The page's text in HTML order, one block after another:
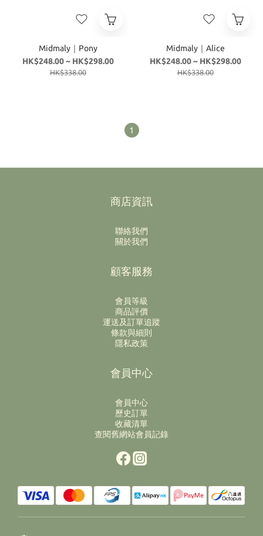
Midmaly｜Pony
HK$248.00 ~ HK$298.00
HK$338.00
Midmaly｜Alice
HK$248.00 ~ HK$298.00
HK$338.00
1
商店資訊
聯絡我們
關於我們
顧客服務
會員等級
商品評價
運送及訂單追蹤
條款與細則
隱私政策
會員中心
會員中心
歷史訂單
收藏清單
查閱舊網站會員記錄